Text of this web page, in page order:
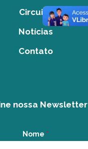
Circuito
Notícias
Contato
nossa Newsletter
Nome *